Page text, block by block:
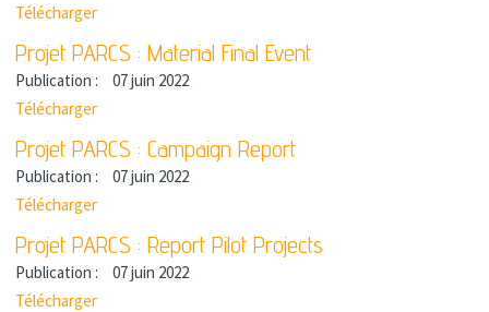
Télécharger
Projet PARCS : Material Final Event
Publication :
07 juin 2022
Télécharger
Projet PARCS : Campaign Report
Publication :
07 juin 2022
Télécharger
Projet PARCS : Report Pilot Projects
Publication :
07 juin 2022
Télécharger